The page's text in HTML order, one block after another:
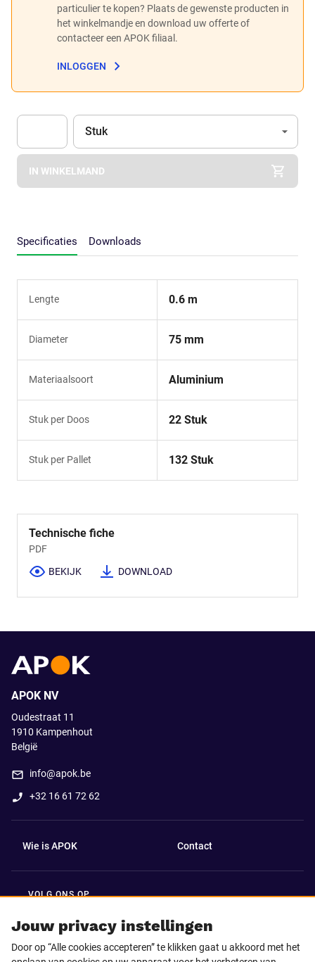
particulier te kopen? Plaats de gewenste producten in
het winkelmandje en download uw offerte of
contacteer een APOK filiaal.
INLOGGEN
Apok.Product.Detail.AddToCart.Quantity (Optioneel)
Eenheid
Stuk
IN WINKELMAND
Specificaties Downloads
Lengte 0.6 m
Diameter 75 mm
Materiaalsoort Aluminium
Stuk per Doos 22 Stuk
Stuk per Pallet 132 Stuk
Technische fiche
PDF
BEKIJK DOWNLOAD
Jouw privacy instellingen
Door op “Alle cookies accepteren” te klikken gaat u akkoord met het
APOK NV
Oudestraat 11
1910 Kampenhout
België
info@apok.be
+32 16 61 72 62
Wie is APOK Contact
VOLG ONS OP
Facebook LinkedIn